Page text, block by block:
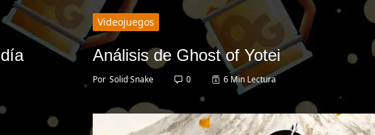
Videojuegos
Análisis de Ghost of Yotei
Por Solid Snake 0 6 Min Lectura